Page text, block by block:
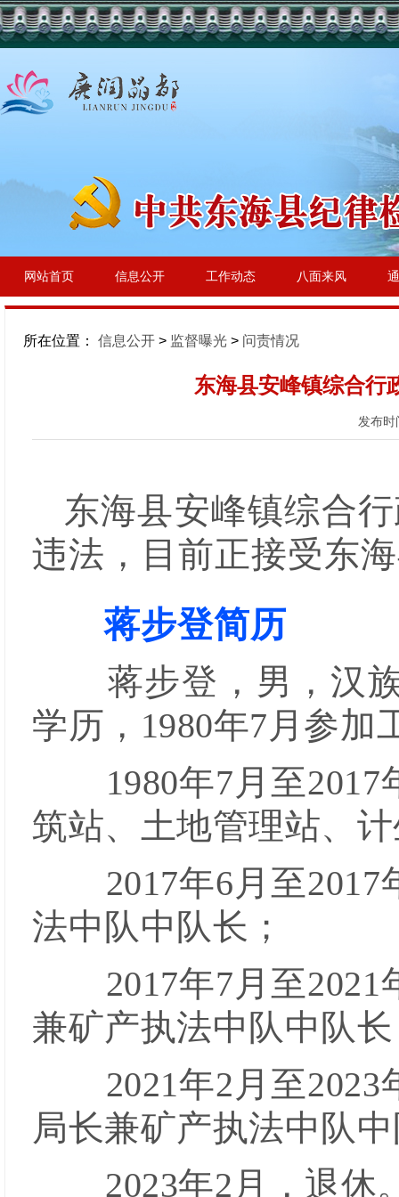
网站首页 信息公开 工作动态 八面来风
所在位置： 信息公开 > 监督曝光 > 问责情况
东海县安峰镇综合行
发布
东海县安峰镇综合
违法，目前正接受东
蒋步登简历
蒋步登，男，汉
学历，1980年7月参加
1980年7月至
筑站、土地管理站、
2017年6月至
法中队中队长；
2017年7月至
兼矿产执法中队中队
2021年2月至
局长兼矿产执法中队
2023年2月，退休